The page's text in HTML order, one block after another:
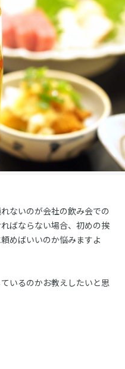
ないのが会社の飲み会での
ばならない場合、初めの挨
めばいいのか悩みますよ
いるのかお教えしたいと思